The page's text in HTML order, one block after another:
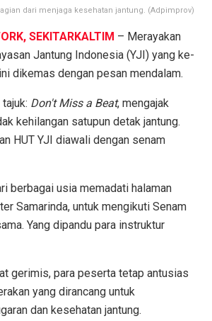
dari menjaga kesehatan jantung. (Adpimprov)
SEKITARKALTIM – Merayakan
Jantung Indonesia (YJI) yang ke-
dikemas dengan pesan mendalam.
Don't Miss a Beat, mengajak
kehilangan satupun detak jantung.
HUT YJI diawali dengan senam
berbagai usia memadati halaman
Samarinda, untuk mengikuti Senam
Yang dipandu para instruktur
gerimis, para peserta tetap antusias
yang dirancang untuk
dan kesehatan jantung.